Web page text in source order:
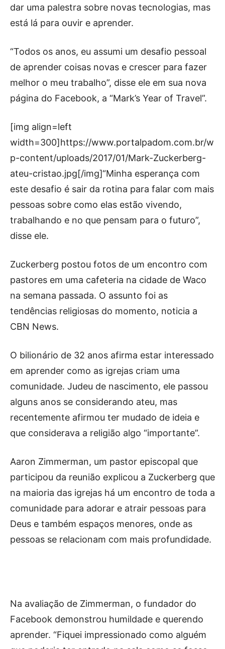
dar uma palestra sobre novas tecnologias, mas
está lá para ouvir e aprender.
“Todos os anos, eu assumi um desafio pessoal
de aprender coisas novas e crescer para fazer
melhor o meu trabalho”, disse ele em sua nova
página do Facebook, a “Mark’s Year of Travel”.
[img align=left
width=300]https://www.portalpadom.com.br/w
p-content/uploads/2017/01/Mark-Zuckerberg-
ateu-cristao.jpg[/img]“Minha esperança com
este desafio é sair da rotina para falar com mais
pessoas sobre como elas estão vivendo,
trabalhando e no que pensam para o futuro”,
disse ele.
Zuckerberg postou fotos de um encontro com
pastores em uma cafeteria na cidade de Waco
na semana passada. O assunto foi as
tendências religiosas do momento, noticia a
CBN News.
O bilionário de 32 anos afirma estar interessado
em aprender como as igrejas criam uma
comunidade. Judeu de nascimento, ele passou
alguns anos se considerando ateu, mas
recentemente afirmou ter mudado de ideia e
que considerava a religião algo “importante”.
Aaron Zimmerman, um pastor episcopal que
participou da reunião explicou a Zuckerberg que
na maioria das igrejas há um encontro de toda a
comunidade para adorar e atrair pessoas para
Deus e também espaços menores, onde as
pessoas se relacionam com mais profundidade.
Na avaliação de Zimmerman, o fundador do
Facebook demonstrou humildade e querendo
aprender. “Fiquei impressionado como alguém